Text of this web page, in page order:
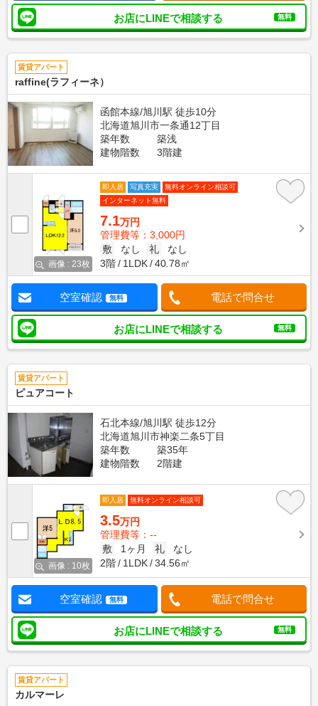
お店にLINEで相談する 無料
賃貸アパート
raffine(ラフィーネ）
函館本線/旭川駅 徒歩10分
北海道旭川市一条通12丁目
築年数
築浅
建物階数
3階建
画像 : 23枚
即入居 写真充実
無料オンライン相談可
インターネット無料
7.1万円
管理費等：3,000円
敷
なし 礼
なし
3階
1LDK 40.78㎡
空室確認 無料 電話で問合せ
お店にLINEで相談する 無料
賃貸アパート
ピュアコート
石北本線/旭川駅 徒歩12分
北海道旭川市神楽二条5丁目
築年数
築35年
建物階数
2階建
画像 : 10枚
即入居 無料オンライン相談可
3.5万円
管理費等：--
敷
1ヶ月 礼
なし
2階
1LDK 34.56㎡
空室確認 無料 電話で問合せ
お店にLINEで相談する 無料
賃貸アパート
カルマーレ